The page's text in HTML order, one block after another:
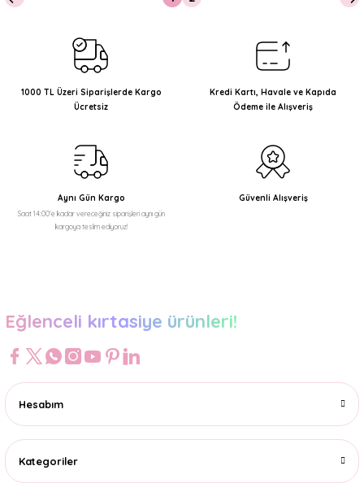
1000 TL Üzeri Siparişlerde Kargo
Ücretsiz
Kredi Kartı, Havale ve Kapıda
Ödeme ile Alışveriş
Aynı Gün Kargo
Saat 14:00'e kadar vereceğiniz siparişleri aynı gün
kargoya teslim ediyoruz!
Güvenli Alışveriş
Eğlenceli kırtasiye ürünleri!
Hesabım
Kategoriler